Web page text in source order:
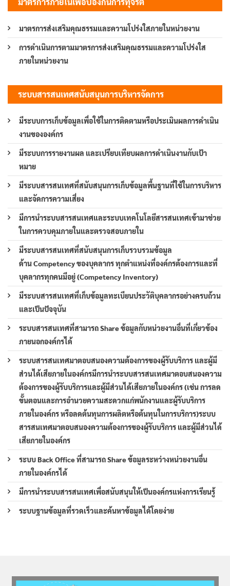
มาตรการส่งเสริมคุณธรรมและความโปร่งใสภายในหน่วยงาน
การดำเนินการตามมาตรการส่งเสริมคุณธรรมและความโปร่งใส
ภายในหน่วยงาน
ระบบสารสนเทศสนับสนุนการบริหารจัดการ
มีระบบการเก็บข้อมูลเพื่อใช้ในการติดตามหรือประเมินผลการดำเนิน
งานขององค์กร
มีระบบการรายงานผล และเปรียบเทียบผลการดำเนินงานกับเป้า
หมาย
มีระบบสารสนเทศที่สนับสนุนการเก็บข้อมูลพื้นฐานที่ใช้ในการบริหาร
และจัดการความเสี่ยง
มีการนำระบบสารสนเทศและระบบเทคโนโลยีสารสนเทศเข้ามาช่วย
ในการควบคุมภายในและตรวจสอบภายใน
มีระบบสารสนเทศที่สนับสนุนการเก็บรวบรวมข้อมูล
ด้าน Competency ของบุคลากร ทุกตำแหน่งที่องค์กรต้องการและที่
บุคลากรทุกคนมีอยู่ (Competency Inventory)
มีระบบสารสนเทศที่เก็บข้อมูลทะเบียนประวัติบุคลากรอย่างครบถ้วน
และเป็นปัจจุบัน
ระบบสารสนเทศที่สามารถ Share ข้อมูลกับหน่วยงานอื่นที่เกี่ยวข้อง
ภายนอกองค์กรได้
ระบบสารสนเทศมาตอบสนองความต้องการของผู้รับบริการ และผู้มี
ส่วนได้เสียภายในองค์กรมีการนำระบบสารสนเทศมาตอบสนองความ
ต้องการของผู้รับบริการและผู้มีส่วนได้เสียภายในองค์กร (เช่น การลด
ขั้นตอนและการอำนวยความสะดวกแก่พนักงานและผู้รับบริการ
ภายในองค์กร หรือลดต้นทุนการผลิตหรือต้นทุนในการบริการ)ระบบ
สารสนเทศมาตอบสนองความต้องการของผู้รับบริการ และผู้มีส่วนได้
เสียภายในองค์กร
ระบบ Back Office ที่สามารถ Share ข้อมูลระหว่างหน่วยงานอื่น
ภายในองค์กรได้
มีการนำระบบสารสนเทศเพื่อสนับสนุนให้เป็นองค์กรแห่งการเรียนรู้
ระบบฐานข้อมูลที่รวดเร็วและค้นหาข้อมูลได้โดยง่าย